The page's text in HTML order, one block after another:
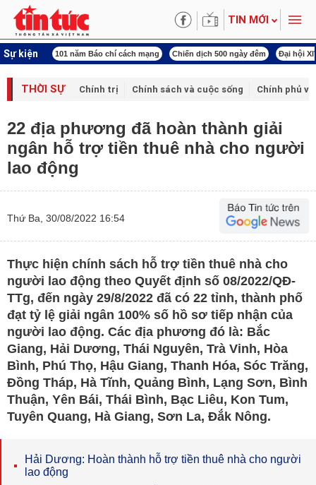
TIN MỚI
Sự kiện
tên Bác 101 năm Báo chí cách mạng Chiến dịch 500 ngày đêm Đại hội
THỜI SỰ Chính trị Chính sách và cuộc sống Chính phủ
22 địa phương đã hoàn thành giải
ngân hỗ trợ tiền thuê nhà cho người
lao động
Thứ Ba, 30/08/2022 16:54
Thực hiện chính sách hỗ trợ tiền thuê nhà cho
người lao động theo Quyết định số 08/2022/QĐ-
TTg, đến ngày 29/8/2022 đã có 22 tỉnh, thành phố
đạt tỷ lệ giải ngân 100% số hồ sơ tiếp nhận của
người lao động. Các địa phương đó là: Bắc
Giang, Hải Dương, Thái Nguyên, Trà Vinh, Hòa
Bình, Phú Thọ, Hậu Giang, Thanh Hóa, Sóc Trăng,
Đồng Tháp, Hà Tĩnh, Quảng Bình, Lạng Sơn, Bình
Thuận, Yên Bái, Thái Bình, Bạc Liêu, Kon Tum,
Tuyên Quang, Hà Giang, Sơn La, Đắk Nông.
Hải Dương: Hoàn thành hỗ trợ tiền thuê nhà cho người
lao động